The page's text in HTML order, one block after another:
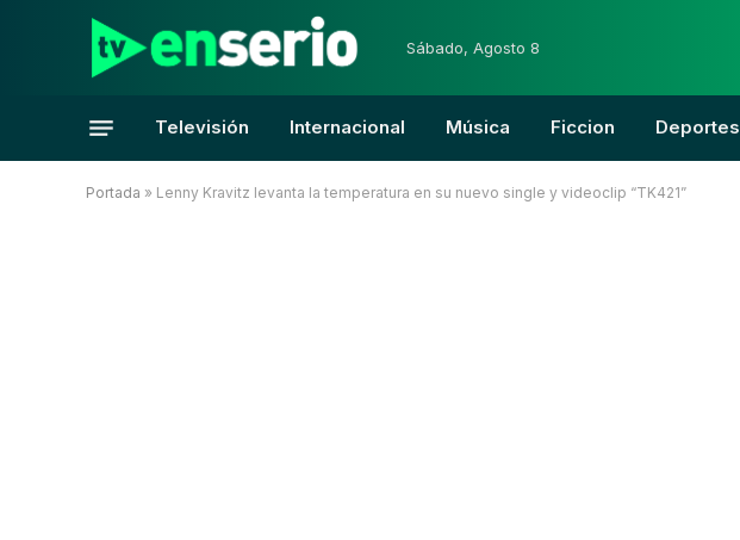
Sábado, Agosto 8
Televisión Internacional Música Ficcion Deportes
Portada » Lenny Kravitz levanta la temperatura en su nuevo single y videoclip “TK421”